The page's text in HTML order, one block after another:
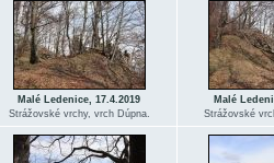
Malé Ledenice, 17.4.2019
Strážovské vrchy, vrch Dúpna.
Malé
Strážovské